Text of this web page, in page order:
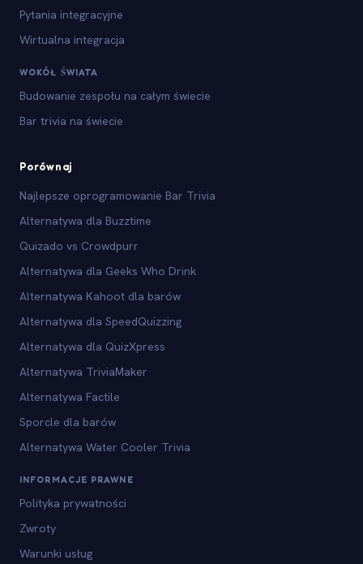
Pytania integracyjne
Wirtualna integracja
WOKÓŁ ŚWIATA
Budowanie zespołu na całym świecie
Bar trivia na świecie
Porównaj
Najlepsze oprogramowanie Bar Trivia
Alternatywa dla Buzztime
Quizado vs Crowdpurr
Alternatywa dla Geeks Who Drink
Alternatywa Kahoot dla barów
Alternatywa dla SpeedQuizzing
Alternatywa dla QuizXpress
Alternatywa TriviaMaker
Alternatywa Factile
Sporcle dla barów
Alternatywa Water Cooler Trivia
INFORMACJE PRAWNE
Polityka prywatności
Zwroty
Warunki usług